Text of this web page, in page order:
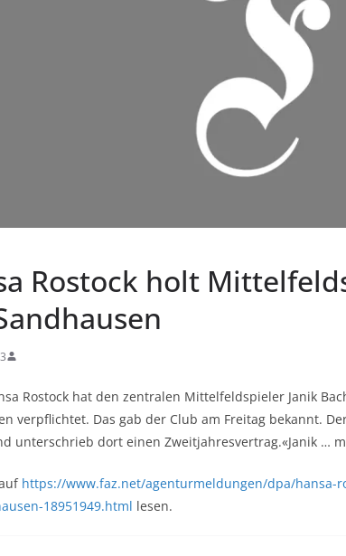
Rostock holt
Rostock hat den zentralen Mittelfeldspieler Janik
verpflichtet. Das gab der Club am Freitag bekannt.
unterschrieb dort einen Zweitjahresvertrag.«Janik …
https://www.faz.net/agenturmeldungen/dpa/hansa-
18951949.html lesen.